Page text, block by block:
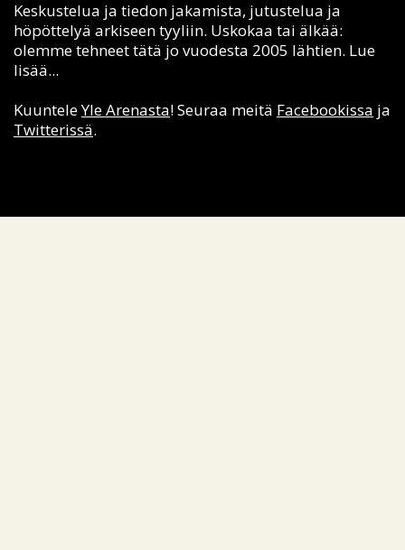
Keskustelua ja tiedon jakamista, jutustelua ja
höpöttelyä arkiseen tyyliin. Uskokaa tai älkää:
olemme tehneet tätä jo vuodesta 2005 lähtien. Lue
lisää...
KuunteleYle Arenasta! Seuraa meitä Facebookissa ja
Twitterissä.